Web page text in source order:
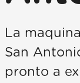
La
San
pronto a